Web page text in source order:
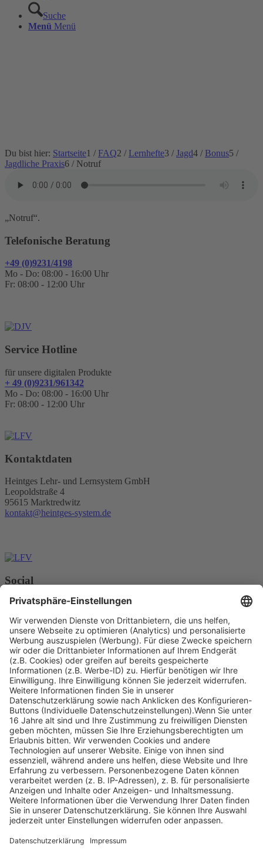
Suche
Menü Menü
Du bist hier: Startseite1 / FAQ2 / Lernhefte3 / Jagd4 / Bonus5 /
Jagdliche Praxis6 / Notruf
„Notruf“.
Telefonische Beratung
+49 (0)9231/4198
Mo - Do: 08:00 - 16:00 Uhr
Fr: 08:00 - 12:00 Uhr
Service Hotline
für unsere digitalen Produkte
+ 49 (0)9231/961342
Mo - Do: 08:00 - 16:00 Uhr
Fr: 08:00 - 12:00 Uhr
Kontaktdaten
Heintges Lehr- und Lernsystem GmbH
Leopoldstraße 4
95615 Marktredwitz
kontakt@heintges-system.de
Social
Facebook
Youtube
© Copyright - Heintges Lehr- und Lernsystem GmbH
Impressum
Informationspflichten
Datenschutz
Widerrufsbelehrung
Nach oben scrollen
Find Your Way!
Categories
E-Learning News (3)
Heintges News(3)
Messen(2)
Jagd(8)